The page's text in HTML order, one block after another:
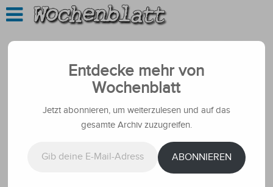
Entdecke mehr von
Wochenblatt
Jetzt abonnieren, um weiterzulesen und auf das
gesamte Archiv zuzugreifen.
ABONNIEREN